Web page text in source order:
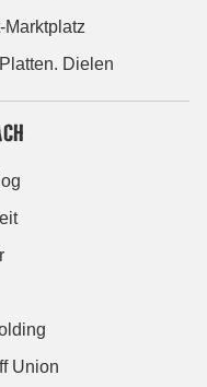
Dielen
Union